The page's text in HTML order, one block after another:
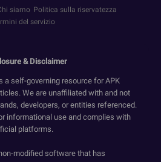
siamo Politica sulla riservatezza
del servizio
& Disclaimer
self-governing resource for APK
We are unaffiliated with and not
developers, or entities referenced.
informational use and complies with
platforms.
modified software that has